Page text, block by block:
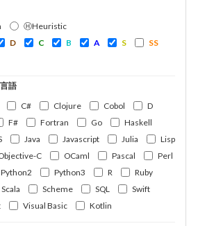
ⒽHeuristic
D C B A S
SS
語
C# Clojure Cobol
D
F# Fortran Go
Haskell
Java Javascript Julia
Lisp
C OCaml Pascal
Perl
Python2 Python3 R
Ruby
Scala Scheme SQL
Swift
Visual Basic Kotlin